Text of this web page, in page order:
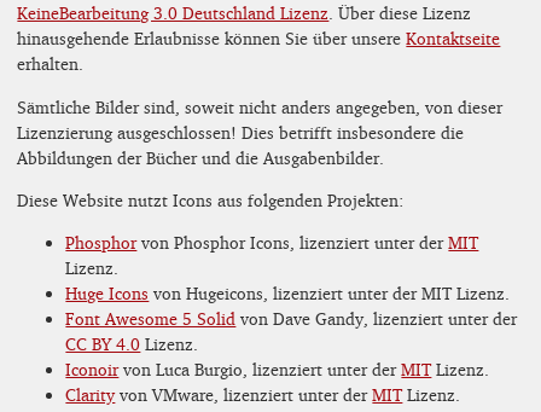
KeineBearbeitung 3.0 Deutschland Lizenz . Über diese Lizenz
hinausgehende Erlaubnisse können Sie über unsereKontaktseite
erhalten.
Sämtliche Bilder sind, soweit nicht anders angegeben, von dieser
Lizenzierung ausgeschlossen! Dies betrifft insbesondere die
Abbildungen der Bücher und die Ausgabenbilder.
Diese Website nutzt Icons aus folgenden Projekten:
Phosphorvon Phosphor Icons, lizenziert unter derMIT
Lizenz.
Huge Icons von Hugeicons, lizenziert unter der MIT Lizenz.
Font Awesome 5 Solid von Dave Gandy, lizenziert unter der
CC BY 4.0 Lizenz.
Iconoirvon Luca Burgio, lizenziert unter derMITLizenz.
Clarityvon VMware, lizenziert unter derMITLizenz.